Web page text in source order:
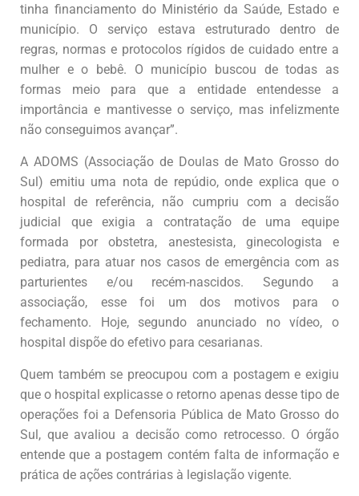
tinha financiamento do Ministério da Saúde, Estado e
município. O serviço estava estruturado dentro de
regras, normas e protocolos rígidos de cuidado entre a
mulher e o bebê. O município buscou de todas as
formas meio para que a entidade entendesse a
importância e mantivesse o serviço, mas infelizmente
não conseguimos avançar”.
A ADOMS (Associação de Doulas de Mato Grosso do
Sul) emitiu uma nota de repúdio, onde explica que o
hospital de referência, não cumpriu com a decisão
judicial que exigia a contratação de uma equipe
formada por obstetra, anestesista, ginecologista e
pediatra, para atuar nos casos de emergência com as
parturientes e/ou recém-nascidos. Segundo a
associação, esse foi um dos motivos para o
fechamento. Hoje, segundo anunciado no vídeo, o
hospital dispõe do efetivo para cesarianas.
Quem também se preocupou com a postagem e exigiu
que o hospital explicasse o retorno apenas desse tipo de
operações foi a Defensoria Pública de Mato Grosso do
Sul, que avaliou a decisão como retrocesso. O órgão
entende que a postagem contém falta de informação e
prática de ações contrárias à legislação vigente.